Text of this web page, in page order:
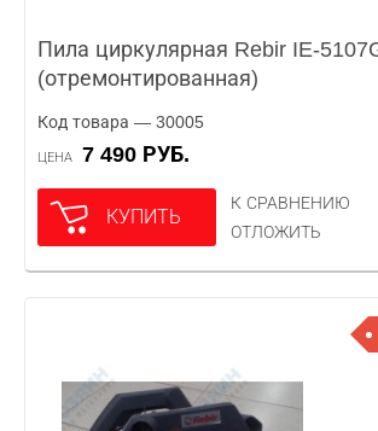
Пила циркулярная Rebir IE-
(отремонтированная)
Код товара — 30005
ЦЕНА 7 490 РУБ.
КУПИТЬ
К СРАВНЕНИЮ
ОТЛОЖИТЬ